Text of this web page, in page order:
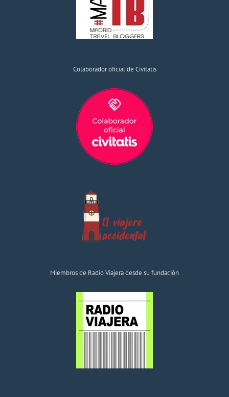
Colaborador oficial de Civitatis
Miembros de Radio Viajera desde su fundación